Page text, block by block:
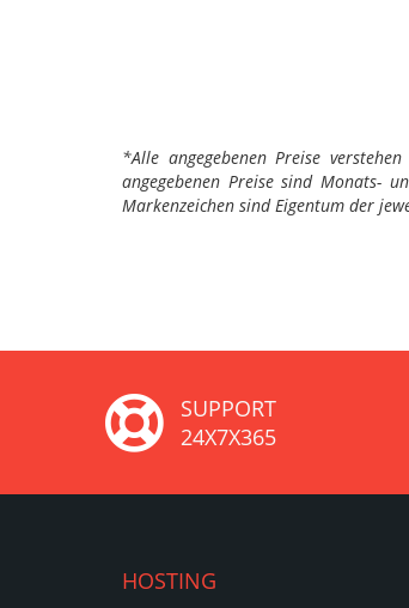
*Alle angegebenen Preise
angegebenen Preise sind Monats-
Markenzeichen sind Eigentum der
SUPPORT
24X7X365
HOSTING